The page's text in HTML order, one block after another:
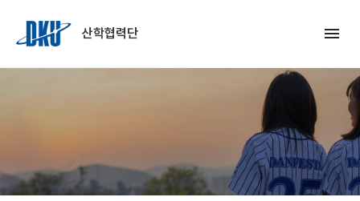
산학협력단
menu